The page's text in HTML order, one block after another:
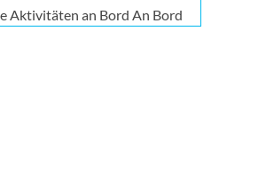
Aktivitäten an Bord An Bord